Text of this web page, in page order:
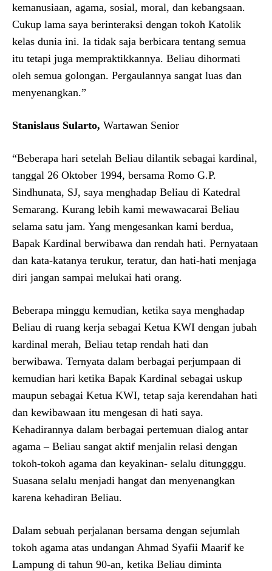
kemanusiaan, agama, sosial, moral, dan kebangsaan.
Cukup lama saya berinteraksi dengan tokoh Katolik
kelas dunia ini. Ia tidak saja berbicara tentang semua
itu tetapi juga mempraktikkannya. Beliau dihormati
oleh semua golongan. Pergaulannya sangat luas dan
menyenangkan.”
Stanislaus Sularto, Wartawan Senior
“Beberapa hari setelah Beliau dilantik sebagai kardinal,
tanggal 26 Oktober 1994, bersama Romo G.P.
Sindhunata, SJ, saya menghadap Beliau di Katedral
Semarang. Kurang lebih kami mewawacarai Beliau
selama satu jam. Yang mengesankan kami berdua,
Bapak Kardinal berwibawa dan rendah hati. Pernyataan
dan kata-katanya terukur, teratur, dan hati-hati menjaga
diri jangan sampai melukai hati orang.
Beberapa minggu kemudian, ketika saya menghadap
Beliau di ruang kerja sebagai Ketua KWI dengan jubah
kardinal merah, Beliau tetap rendah hati dan
berwibawa. Ternyata dalam berbagai perjumpaan di
kemudian hari ketika Bapak Kardinal sebagai uskup
maupun sebagai Ketua KWI, tetap saja kerendahan hati
dan kewibawaan itu mengesan di hati saya.
Kehadirannya dalam berbagai pertemuan dialog antar
agama – Beliau sangat aktif menjalin relasi dengan
tokoh-tokoh agama dan keyakinan- selalu ditungggu.
Suasana selalu menjadi hangat dan menyenangkan
karena kehadiran Beliau.
Dalam sebuah perjalanan bersama dengan sejumlah
tokoh agama atas undangan Ahmad Syafii Maarif ke
Lampung di tahun 90-an, ketika Beliau diminta